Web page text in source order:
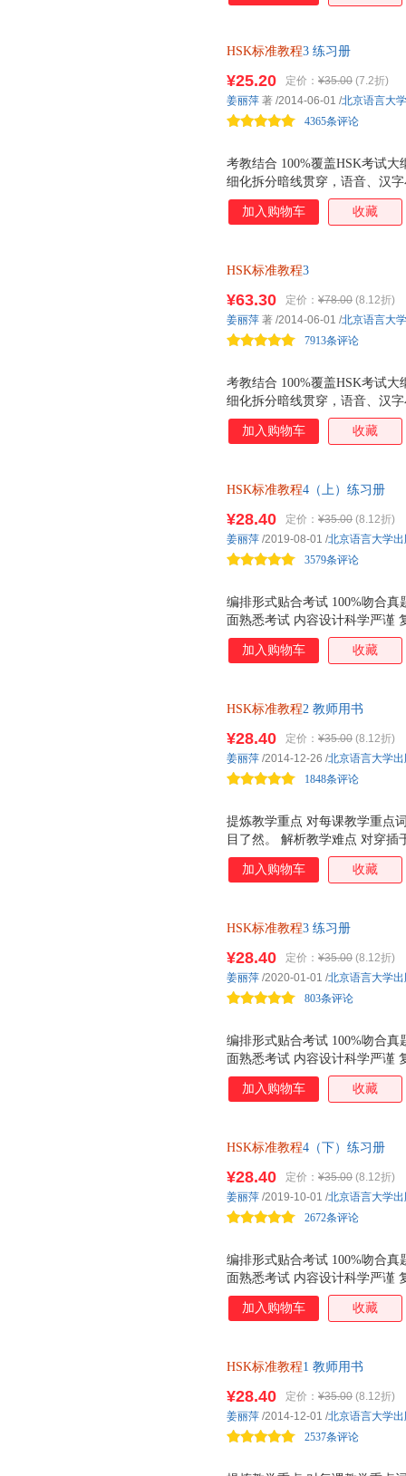
HSK标准教程3 练习册
考教结合 100%覆盖HSK考试
细化拆分暗线贯穿，语音、汉
实实用，培养有效学习策略。
加语言接触面。 自然幽默 复
¥25.20 定价： ¥35.00 (7.2折)
4365条评论
姜丽萍 著 /2014-06-01 /北京语言大
加入购物车 收藏
HSK标准教程3
考教结合 100%覆盖HSK考试
细化拆分暗线贯穿，语音、汉
实实用，培养有效学习策略。
加语言接触面。 自然幽默 复
¥63.30 定价： ¥78.00 (8.12折)
7913条评论
姜丽萍 著 /2014-06-01 /北京语言大
加入购物车 收藏
HSK标准教程4（上）练习册
编排形式贴合考试 100%吻合
面熟悉考试 内容设计科学严谨
学习者扩展学习的能力 语言风
助学习者掌握真实、自然的语言
¥28.40 定价： ¥35.00 (8.12折)
3579条评论
姜丽萍 /2019-08-01 /北京语言大学
加入购物车 收藏
HSK标准教程2 教师用书
提炼教学重点 对每课教学重点
目了然。 解析教学难点 对穿
扩展，凸显提示。 再现教学过
可操作的方法性教学指导。 补
¥28.40 定价： ¥35.00 (8.12折)
1848条评论
姜丽萍 /2014-12-26 /北京语言大学
加入购物车 收藏
HSK标准教程3 练习册
编排形式贴合考试 100%吻合
面熟悉考试 内容设计科学严谨
学习者扩展学习的能力 语言风
助学习者掌握*真实、自然的语
¥28.40 定价： ¥35.00 (8.12折)
803条评论
姜丽萍 /2020-01-01 /北京语言大学
加入购物车 收藏
HSK标准教程4（下）练习册
编排形式贴合考试 100%吻合
面熟悉考试 内容设计科学严谨
学习者扩展学习的能力 语言风
助学习者掌握*真实、自然的语
¥28.40 定价： ¥35.00 (8.12折)
2672条评论
姜丽萍 /2019-10-01 /北京语言大学
加入购物车 收藏
HSK标准教程1 教师用书
¥28.40 定价： ¥35.00 (8.12折)
2537条评论
姜丽萍 /2014-12-01 /北京语言大学